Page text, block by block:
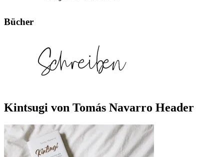
Bücher
Kintsugi von Tomás Navarro Header